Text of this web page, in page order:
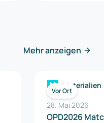
Mehr anzeigen
Vor Ort
Materialien
28. Mai 2026
OPD2026